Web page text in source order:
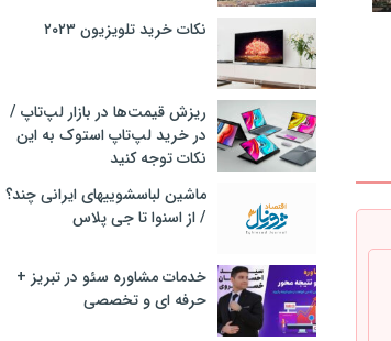
نکات خرید تلویزیون ۲۰۲۳
ریزش قیمت‌ها در بازار لپ‌تاپ /
در خرید لپ‌تاپ استوک به این
نکات توجه کنید
ماشین لباسشویی‎های ایرانی چند؟
/ از اسنوا تا جی پلاس
خدمات مشاوره سئو در تبریز +
حرفه ای و تخصصی